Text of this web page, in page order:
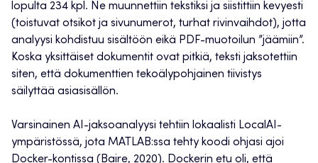
lopulta 234 kpl. Ne muunnettiin tekstiksi ja siistittiin kevyesti
(toistuvat otsikot ja sivunumerot, turhat rivinvaihdot), jotta
analyysi kohdistuu sisältöön eikä PDF-muotoilun ”jäämiin”.
Koska yksittäiset dokumentit ovat pitkiä, teksti jaksotettiin
siten, että dokumenttien tekoälypohjainen tiivistys
säilyttää asiasisällön.
Varsinainen AI-jaksoanalyysi tehtiin lokaalisti LocalAI-
ympäristössä, jota MATLAB:ssa tehty koodi ohjasi ajoi
Docker-kontissa (Baire, 2020). Dockerin etu oli, että